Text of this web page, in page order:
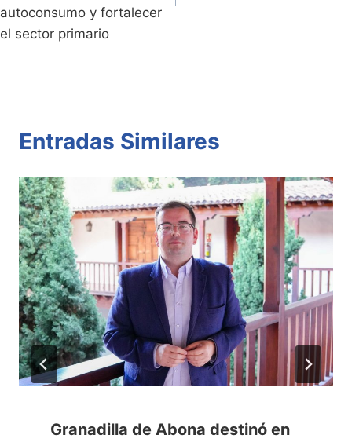
autoconsumo y fortalecer
el sector primario
Entradas Similares
Granadilla de Abona destinó en